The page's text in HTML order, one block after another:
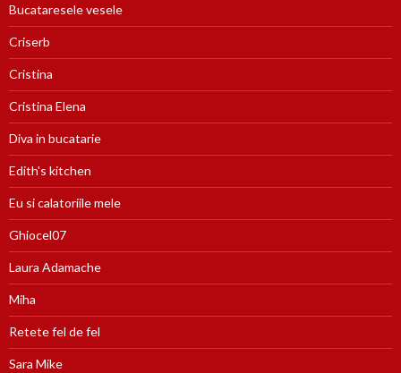
Bucataresele vesele
Criserb
Cristina
Cristina Elena
Diva in bucatarie
Edith's kitchen
Eu si calatoriile mele
Ghiocel07
Laura Adamache
Miha
Retete fel de fel
Sara Mike